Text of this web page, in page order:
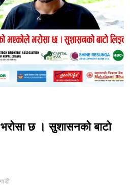
छ । सुशासनको बाटो